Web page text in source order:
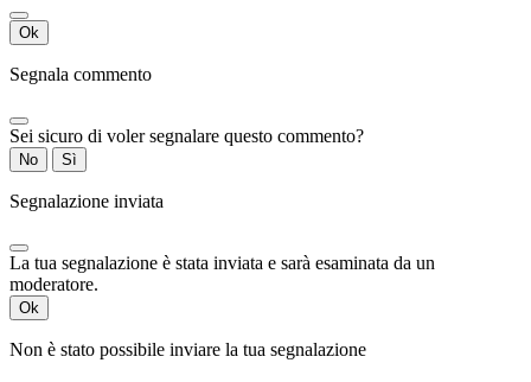
Ok
Segnala commento
Sei sicuro di voler segnalare questo commento?
No Sì
Segnalazione inviata
La tua segnalazione è stata inviata e sarà esaminata da un
moderatore.
Ok
Non è stato possibile inviare la tua segnalazione